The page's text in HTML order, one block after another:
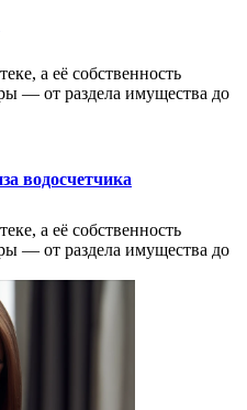
а её собственность
— от раздела имущества до
водосчетчика
а её собственность
— от раздела имущества до